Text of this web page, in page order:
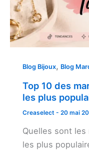
Blog Bijoux, Blog
Top 10 des
les plus
Creaselect - 20 mai
Quelles sont
les plus